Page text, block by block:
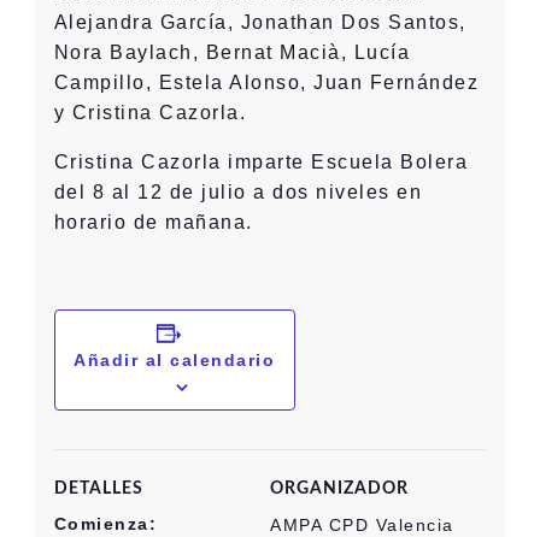
Alejandra García, Jonathan Dos Santos,
Nora Baylach, Bernat Macià, Lucía
Campillo, Estela Alonso, Juan Fernández
y Cristina Cazorla.
Cristina Cazorla imparte Escuela Bolera
del 8 al 12 de julio a dos niveles en
horario de mañana.
Añadir al calendario
DETALLES
Comienza:
ORGANIZADOR
AMPA CPD Valencia